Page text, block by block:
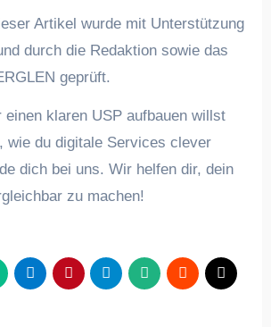
Artikel wurde mit Unterstützung
durch die Redaktion sowie das
geprüft.
klaren USP aufbauen willst
wie du digitale Services clever
dich bei uns. Wir helfen dir, dein
zu machen!